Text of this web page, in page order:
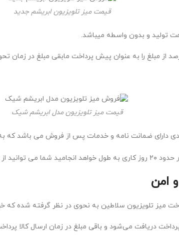
قیمت میز تلویزیون ابریشم جدید
تولید و بدون واسطه میباشد.
قیمت میز تلویزیون مدل ابریشم شیک
دارای ضمانت نامه و خدمات پس از فروش می باشد که به
دیدن فرمایید.
امن
میز تلویزیون سلاطین به نحوی در نظر گرفته شده
دریافت می‌شود و باقی مبلغ در زمان ارسال